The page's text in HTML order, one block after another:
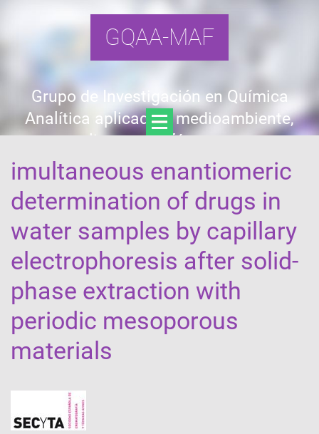
GQAA-MAF
Grupo de Investigación en Química
Analítica aplicada a medioambiente,
alimentos y fármacos
imultaneous enantiomeric
determination of drugs in
water samples by capillary
electrophoresis after solid-
phase extraction with
periodic mesoporous
materials